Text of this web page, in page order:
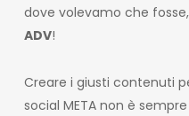
dove volevamo che
ADV!
Creare i giusti contenuti
social META non è